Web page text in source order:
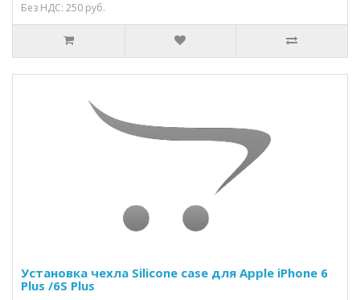
Без НДС: 250 руб.
Установка чехла Silicone case для Apple iPhone 6
Plus /6S Plus